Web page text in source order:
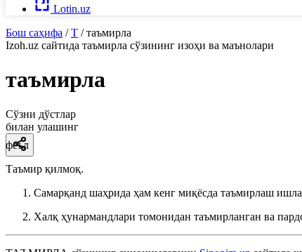
Lotin.uz
Бош саҳифа / Т / таъмирла
Izoh.uz сайтида таъмирла сўзининг изоҳи ва маънолари
таъмирла
Сўзни дўстлар
билан улашинг
феъл
Таъмир қилмоқ.
Самарқанд шаҳрида ҳам кенг миқёсда таъмирлаш
Халқ ҳунармандлари томонидан таъмирланган ва